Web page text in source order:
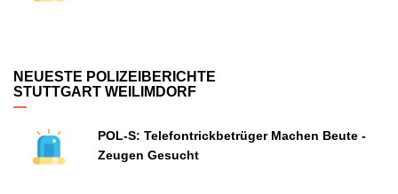
NEUESTE POLIZEIBERICHTE
STUTTGART WEILIMDORF
POL-S: Telefontrickbetrüger Machen Beute -
Zeugen Gesucht